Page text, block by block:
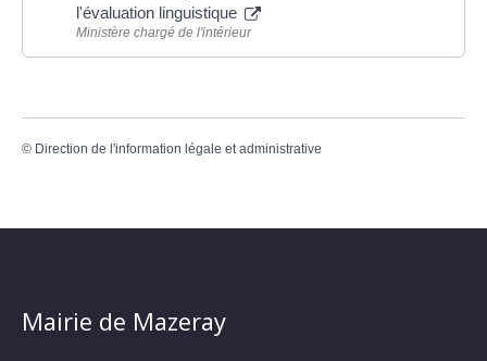
l'évaluation linguistique
Ministère chargé de l'intérieur
© Direction de l'information légale et administrative
Mairie de Mazeray